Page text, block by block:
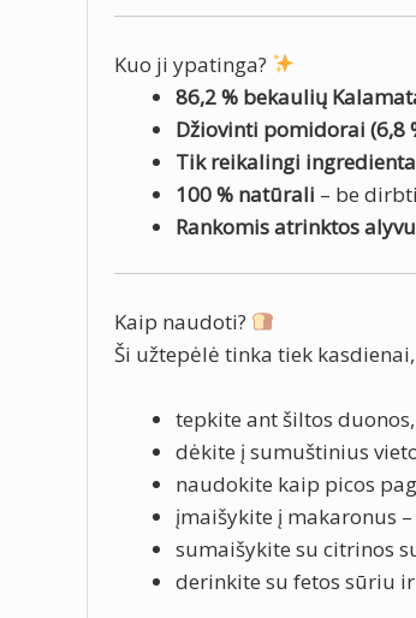
Kuo ji ypatinga?
86,2 % bekaulių
Džiovinti pomidorai (6,8
Tik reikalingi
100 % natūrali – be
Rankomis atrinktos
Kaip naudoti?
Ši užtepėlė tinka tiek
tepkite ant šiltos
dėkite į sumuštinius
naudokite kaip picos
įmaišykite į makaronus
sumaišykite su citrinos
derinkite su fetos sūriu